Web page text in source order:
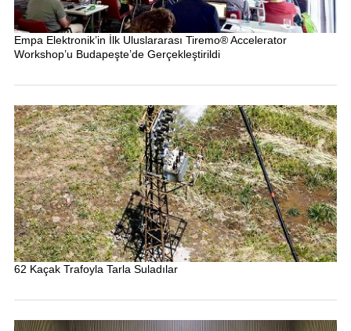
Empa Elektronik’in İlk Uluslararası Tiremo® Accelerator
Workshop’u Budapeşte’de Gerçekleştirildi
62 Kaçak Trafoyla Tarla Suladılar